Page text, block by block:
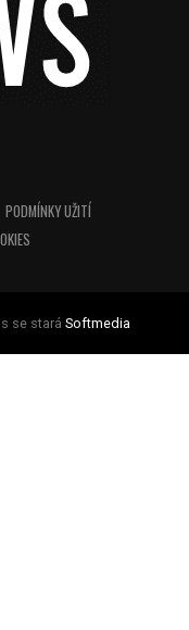
PODMÍNKY UŽITÍ
se stará Softmedia